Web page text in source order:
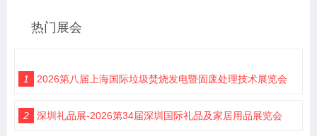
热门展会
1 2026第八届上海国际垃圾焚烧发电暨固废处理技术展览会
2 深圳礼品展-2026第34届深圳国际礼品及家居用品展览会